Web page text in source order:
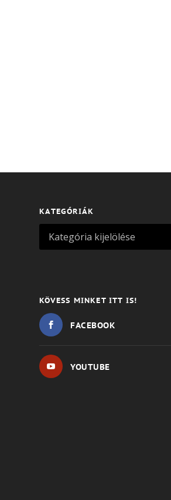
KATEGÓRIÁK
KÖVESS MINKET ITT IS!
FACEBOOK
YOUTUBE